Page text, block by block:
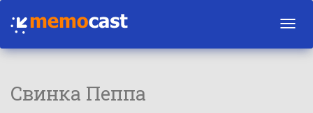
Свинка Пеппа